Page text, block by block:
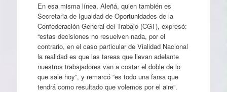
En esa misma línea, Aleñá, quien también es
Secretaria de Igualdad de Oportunidades de la
Confederación General del Trabajo (CGT), expresó:
“estas decisiones no resuelven nada, por el
contrario, en el caso particular de Vialidad Nacional
la realidad es que las tareas que llevan adelante
nuestros trabajadores van a costar el doble de lo
que sale hoy”, y remarcó “es todo una farsa que
tendrá como resultado que volemos por el aire”.